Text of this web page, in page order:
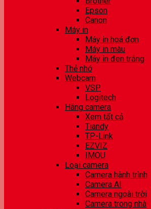
Epson
Canon
Máy in
Máy in hoá đơn
Máy in màu
Máy in đen trắng
Thẻ nhớ
Webcam
VSP
Logitech
Hãng camera
Xem tất cả
Tiandy
TP-Link
EZVIZ
IMOU
Loại camera
Camera hành trình
Camera AI
Camera ngoài trời
Camera trong nhà